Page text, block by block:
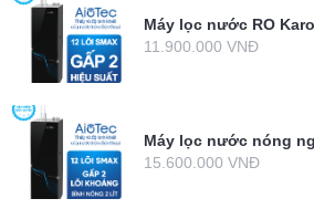
Máy lọc nước RO
11.900.000 VNĐ
Máy lọc nước nóng
15.600.000 VNĐ